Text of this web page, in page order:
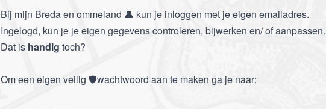
Bij mijn Breda en ommeland 👤 kun je inloggen met je eigen emailadres.
Ingelogd, kun je je eigen gegevens controleren, bijwerken en/ of aanpassen.
Dat is handig toch?
Om een eigen veilig 🛡️wachtwoord aan te maken ga je naar: